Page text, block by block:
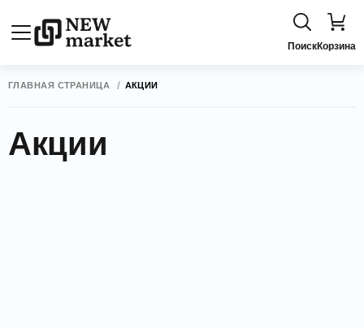
ПоискКорзина
ГЛАВНАЯ СТРАНИЦА АКЦИИ
Акции